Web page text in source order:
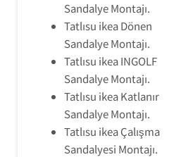
Sandalye Montajı.
Tatlısu ikea Dönen
Sandalye Montajı.
Tatlısu ikea INGOLF
Sandalye Montajı.
Tatlısu ikea Katlanır
Sandalye Montajı.
Tatlısu ikea Çalışma
Sandalyesi Montajı.